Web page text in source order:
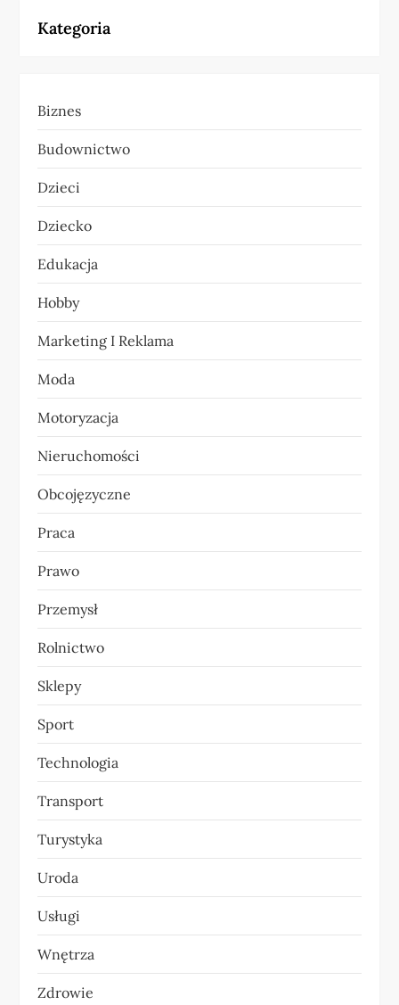
g
c
j
a
w
p
i
s
u
Kategoria
Biznes
Budownictwo
Dzieci
Dziecko
Edukacja
Hobby
Marketing I Reklama
Moda
Motoryzacja
Nieruchomości
Obcojęzyczne
Praca
Prawo
Przemysł
Rolnictwo
Sklepy
Sport
Technologia
Transport
Turystyka
Uroda
Usługi
Wnętrza
Zdrowie